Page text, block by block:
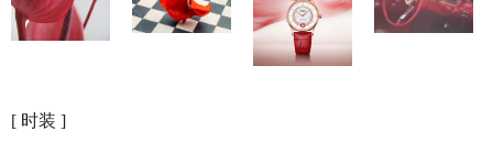
[ 时装 ]